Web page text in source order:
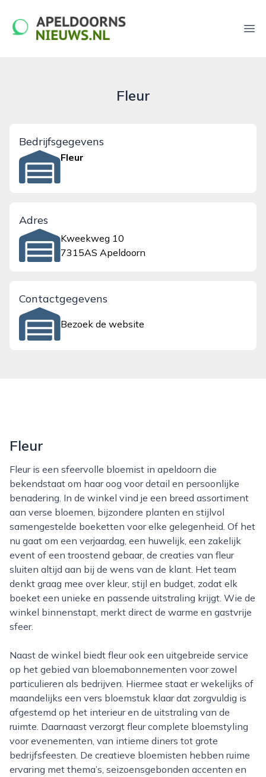
apeldoornsnieuws.nl
Fleur
Bedrijfsgegevens
Fleur
Adres
Kweekweg 10
7315AS Apeldoorn
Contactgegevens
Bezoek de website
Fleur
Fleur is een sfeervolle bloemist in apeldoorn die
bekendstaat om haar oog voor detail en persoonlijke
benadering. In de winkel vind je een breed assortiment
aan verse bloemen, bijzondere planten en stijlvol
samengestelde boeketten voor elke gelegenheid. Of het
nu gaat om een verjaardag, een huwelijk, een zakelijk
event of een troostend gebaar, de creaties van fleur
sluiten altijd aan bij de wens van de klant. Het team
denkt graag mee over kleur, stijl en budget, zodat elk
boeket een unieke en passende uitstraling krijgt. Wie de
winkel binnenstapt, merkt direct de warme en gastvrije
sfeer.
Naast de winkel biedt fleur ook een uitgebreide service
op het gebied van bloemabonnementen voor zowel
particulieren als bedrijven. Hiermee staat er wekelijks of
maandelijks een vers bloemstuk klaar dat zorgvuldig is
afgestemd op het interieur en de uitstraling van de
ruimte. Daarnaast verzorgt fleur complete bloemstyling
voor evenementen, van intieme diners tot grote
bedrijfsfeesten. De creatieve bloemisten hebben ruime
ervaring met thema’s, seizoensgebonden accenten en